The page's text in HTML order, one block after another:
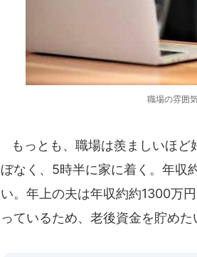
職場の雰囲
もっとも、職場は羨ましいほど
ぼなく、5時半に家に着く。年収
い。年上の夫は年収約約1300万
っているため、老後資金を貯めた